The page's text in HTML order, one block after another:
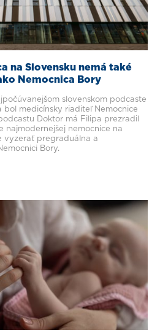
na Slovensku nemá také
Nemocnica Bory
slovenskom podcaste
medicínsky riaditeľ Nemocnice
Doktor má Filipa prezradil
najmodernejšej nemocnice na
vyzerať pregraduálna a
Bory.